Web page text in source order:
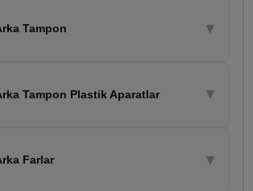
Tampon ▼
Tampon Plastik Aparatlar ▼
Farlar ▼